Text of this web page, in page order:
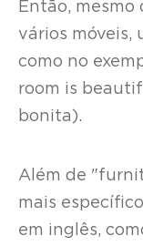
Então,
vários móveis,
como no
room is
bonita).
Além de
mais
em inglês,